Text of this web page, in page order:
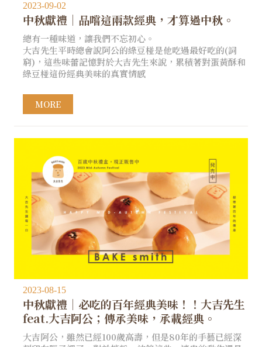
2023-09-02
中秋獻禮｜品嚐這兩款經典，才算過中秋。
總有一種味道，讓我們不忘初心。
大吉先生平時總會說阿公的綠豆椪是他吃過最好吃的(詞
窮)，這些味蕾記憶對於大吉先生來說，累積著對蛋黃酥和
綠豆椪這份經典美味的真實情感
MORE
2023-08-15
中秋獻禮｜必吃的百年經典美味！！大吉先生
feat.大吉阿公；傳承美味，承載經典。 ​
大吉阿公，雖然已經100歲高壽，但是80年的手藝已經深